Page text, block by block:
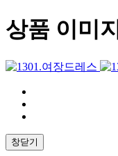
상품 이미
창닫기